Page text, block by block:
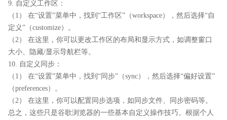
9. 自定义工作区：
（1） 在“设置”菜单中，找到“工作区”（workspace），然后选择“自
定义”（customize）。
（2） 在这里，你可以更改工作区的布局和显示方式，如调整窗口
大小、隐藏/显示导航栏等。
10. 自定义同步：
（1） 在“设置”菜单中，找到“同步”（sync），然后选择“偏好设置”
（preferences）。
（2） 在这里，你可以配置同步选项，如同步文件、同步密码等。
总之，这些只是谷歌浏览器的一些基本自定义操作技巧。根据个人